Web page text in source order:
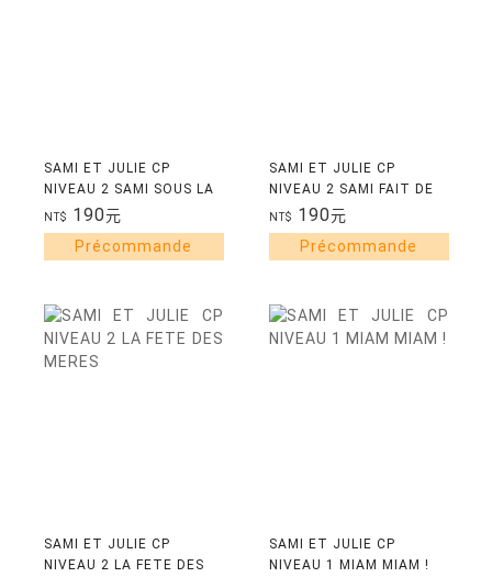
SAMI ET JULIE CP
NIVEAU 2 SAMI SOUS LA
PLUIE
NT$ 190元
SAMI ET JULIE CP
NIVEAU 2 SAMI FAIT DE
LA MAGIE
NT$ 190元
SAMI ET JULIE CP
NIVEAU 2 LA FETE DES
SAMI ET JULIE CP
NIVEAU 1 MIAM MIAM !